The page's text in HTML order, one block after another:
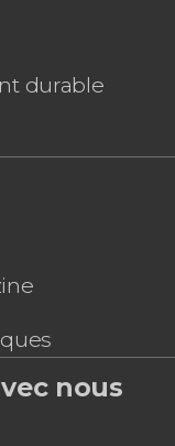
de Las Ventas
centre
monastère des
palais royal du
durable
nous